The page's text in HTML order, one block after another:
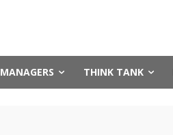
MANAGERS THINK TANK